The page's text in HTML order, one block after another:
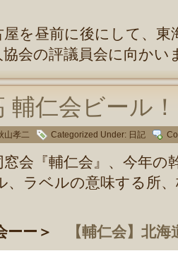
を昼前に後にして、東
協会の評議員会に向かい
輔仁会ビール！
山孝二 Categorized Under: 日記
会『輔仁会』、今年の
、ラベルの意味する所
ーー＞
【輔仁会】北